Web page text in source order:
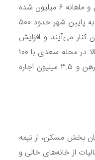
آسانسور ندارد، رهن این واحد سال گذشته ۲۰ میلیون و اجاره ماهانه ۴ میلیون بود که امسال ۱۰۰ میلیون و ماهانه ۶ میلیون شده
است. به گفته مشاور املاک، واحدهای ۵۰ متری با سال ساخت بالا و بدون امکانات در مناطق مرکز و رو به پایین شهر حدود ۵۰۰
کنار می‌آیند و افزایش
قیمتی معقول را برای تمدید اجاره در نظر می‌گیرند. واحدی ۱۳۰ متری بدون امکانات و با سال ساخت بالا در محله سعدی با ۱۰۰
میلیون پول پیش و اجاره ماهانه ۹ میلیون تومان تمدید شده است این واحد سال پیش ۶۰ میلیون رهن و ۳.۵ میلیون اجاره
بخش مسکن، از نیمه
از خانه‌های خالی و